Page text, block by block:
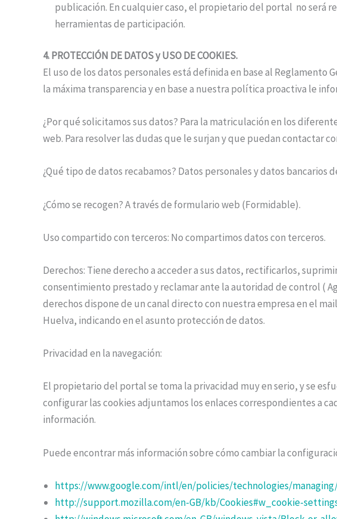
publicación. En cualquier caso, el propietario del portal no será
herramientas de participación.
4. PROTECCIÓN DE DATOS y USO DE COOKIES.
El uso de los datos personales está definida en base al Reglamento
la máxima transparencia y en base a nuestra política proactiva le
¿Por qué solicitamos sus datos? Para la matriculación en los
web. Para resolver las dudas que le surjan y que puedan contactar
¿Qué tipo de datos recabamos? Datos personales y datos
¿Cómo se recogen? A través de formulario web (Formidable).
Uso compartido con terceros: No compartimos datos con terceros.
Derechos: Tiene derecho a acceder a sus datos, rectificarlos,
consentimiento prestado y reclamar ante la autoridad de control (
derechos dispone de un canal directo con nuestra empresa en el
Huelva, indicando en el asunto protección de datos.
Privacidad en la navegación:
El propietario del portal se toma la privacidad muy en serio, y se
configurar las cookies adjuntamos los enlaces correspondientes a
información.
Puede encontrar más información sobre cómo cambiar la
https://www.google.com/intl/en/policies/technologies/
http://support.mozilla.com/en-GB/kb/Cookies#w_cookie-